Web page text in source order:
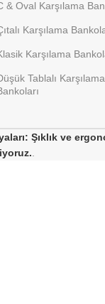
& Oval Karşılama
Karşılama
Karşılama
Tablalı Karşılama
Şıklık ve